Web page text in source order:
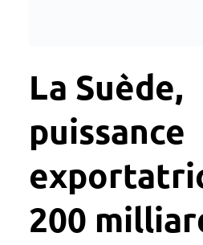
La Suède,
puissance
200